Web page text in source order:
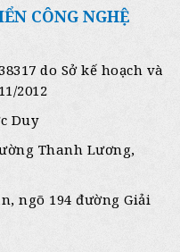
CÔNG NGHỆ
do Sở kế hoạch và
2012
Duy
Thanh Lương,
ngõ 194 đường Giải